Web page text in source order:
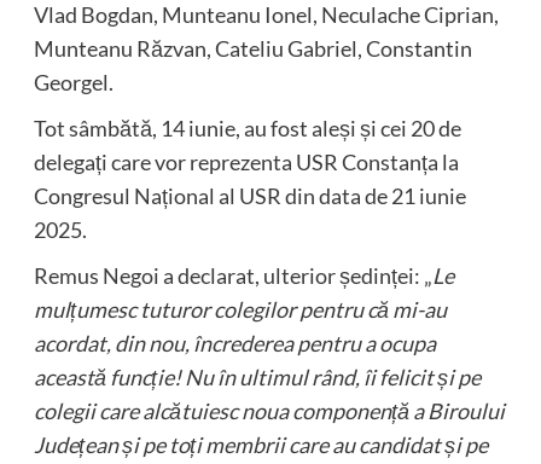
Vlad Bogdan, Munteanu Ionel, Neculache Ciprian,
Munteanu Răzvan, Cateliu Gabriel, Constantin
Georgel.
Tot sâmbătă, 14 iunie, au fost aleși și cei 20 de
delegați care vor reprezenta USR Constanța la
Congresul Național al USR din data de 21 iunie
2025.
Remus Negoi a declarat, ulterior ședinței: „Le
mulțumesc tuturor colegilor pentru că mi-au
acordat, din nou, încrederea pentru a ocupa
această funcție! Nu în ultimul rând, îi felicit și pe
colegii care alcătuiesc noua componență a Biroului
Județean și pe toți membrii care au candidat și pe